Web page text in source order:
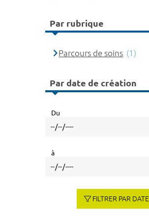
Par rubrique
Parcours de soins (1)
Par date de création
Du
à
FILTRER PAR DATE